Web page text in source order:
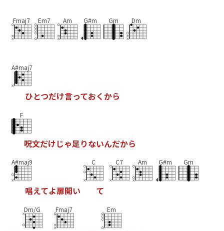
Fmaj7 Em7 Am G#m Gm Dm
A#maj7
ひとつだけ言っておく から
F
呪文だけじゃ足りないんだから
A#maj9
唱えてよ扉開い
C
て
C7 Am G#m Gm
Dm/G Fmaj7 Em